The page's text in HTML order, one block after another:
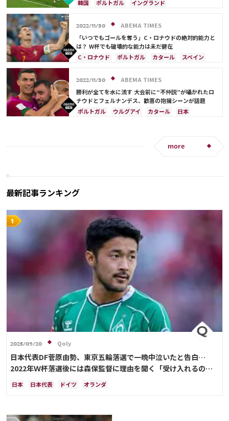
ルカ・モドリッチ
ネイマール
韓国
ポルトガル
イングランド
C・ロナウド
ドイツ
スペイン
ベルナルド・シウバ
カタール
サウジアラビア
フランス
ブラジル 日本
ジョアン・カンセロ
ペペ
2022/11/30
ABEMA TIMES
「いつでもゴールを奪う」C・ロナウドの絶対的能力と
は？ W杯でも破壊的な能力は未だ健在
C・ロナウド
ポルトガル カタール
スペイン
2022/11/30
ABEMA TIMES
勝利が全てを水に流す 大会前に“不仲説”が囁かれたロ
ナウドとフェルナンデス、歓喜の抱擁シーンが話題
ポルトガル
ウルグアイ カタール
日本
more
最新記事ランキング
2025/09/20 Qoly
日本代表DF菅原由勢、東京五輪落選で一晩中泣いたと告白…
2022年Ｗ杯落選後には森保監督に理由を聞く「受け入れるのは
難しかった」
日本 日本代表 ドイツ オランダ